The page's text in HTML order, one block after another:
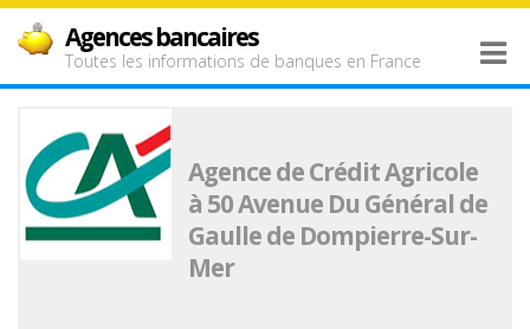
Agences bancaires
Toutes les informations de banques en France
Agence de Crédit Agricole
à 50 Avenue Du Général de
Gaulle de Dompierre-Sur-
Mer